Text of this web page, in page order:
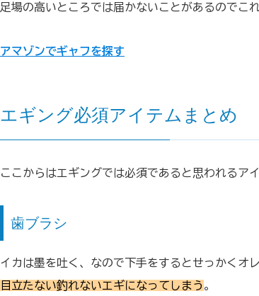
足場の高いところでは届かないことがあるのでこ
アマゾンでギャフを探す
エギング必須アイテムまとめ
ここからはエギングでは必須であると思われるア
歯ブラシ
イカは墨を吐く、なので下手をするとせっかくオ
目立たない釣れないエギになってしまう 。